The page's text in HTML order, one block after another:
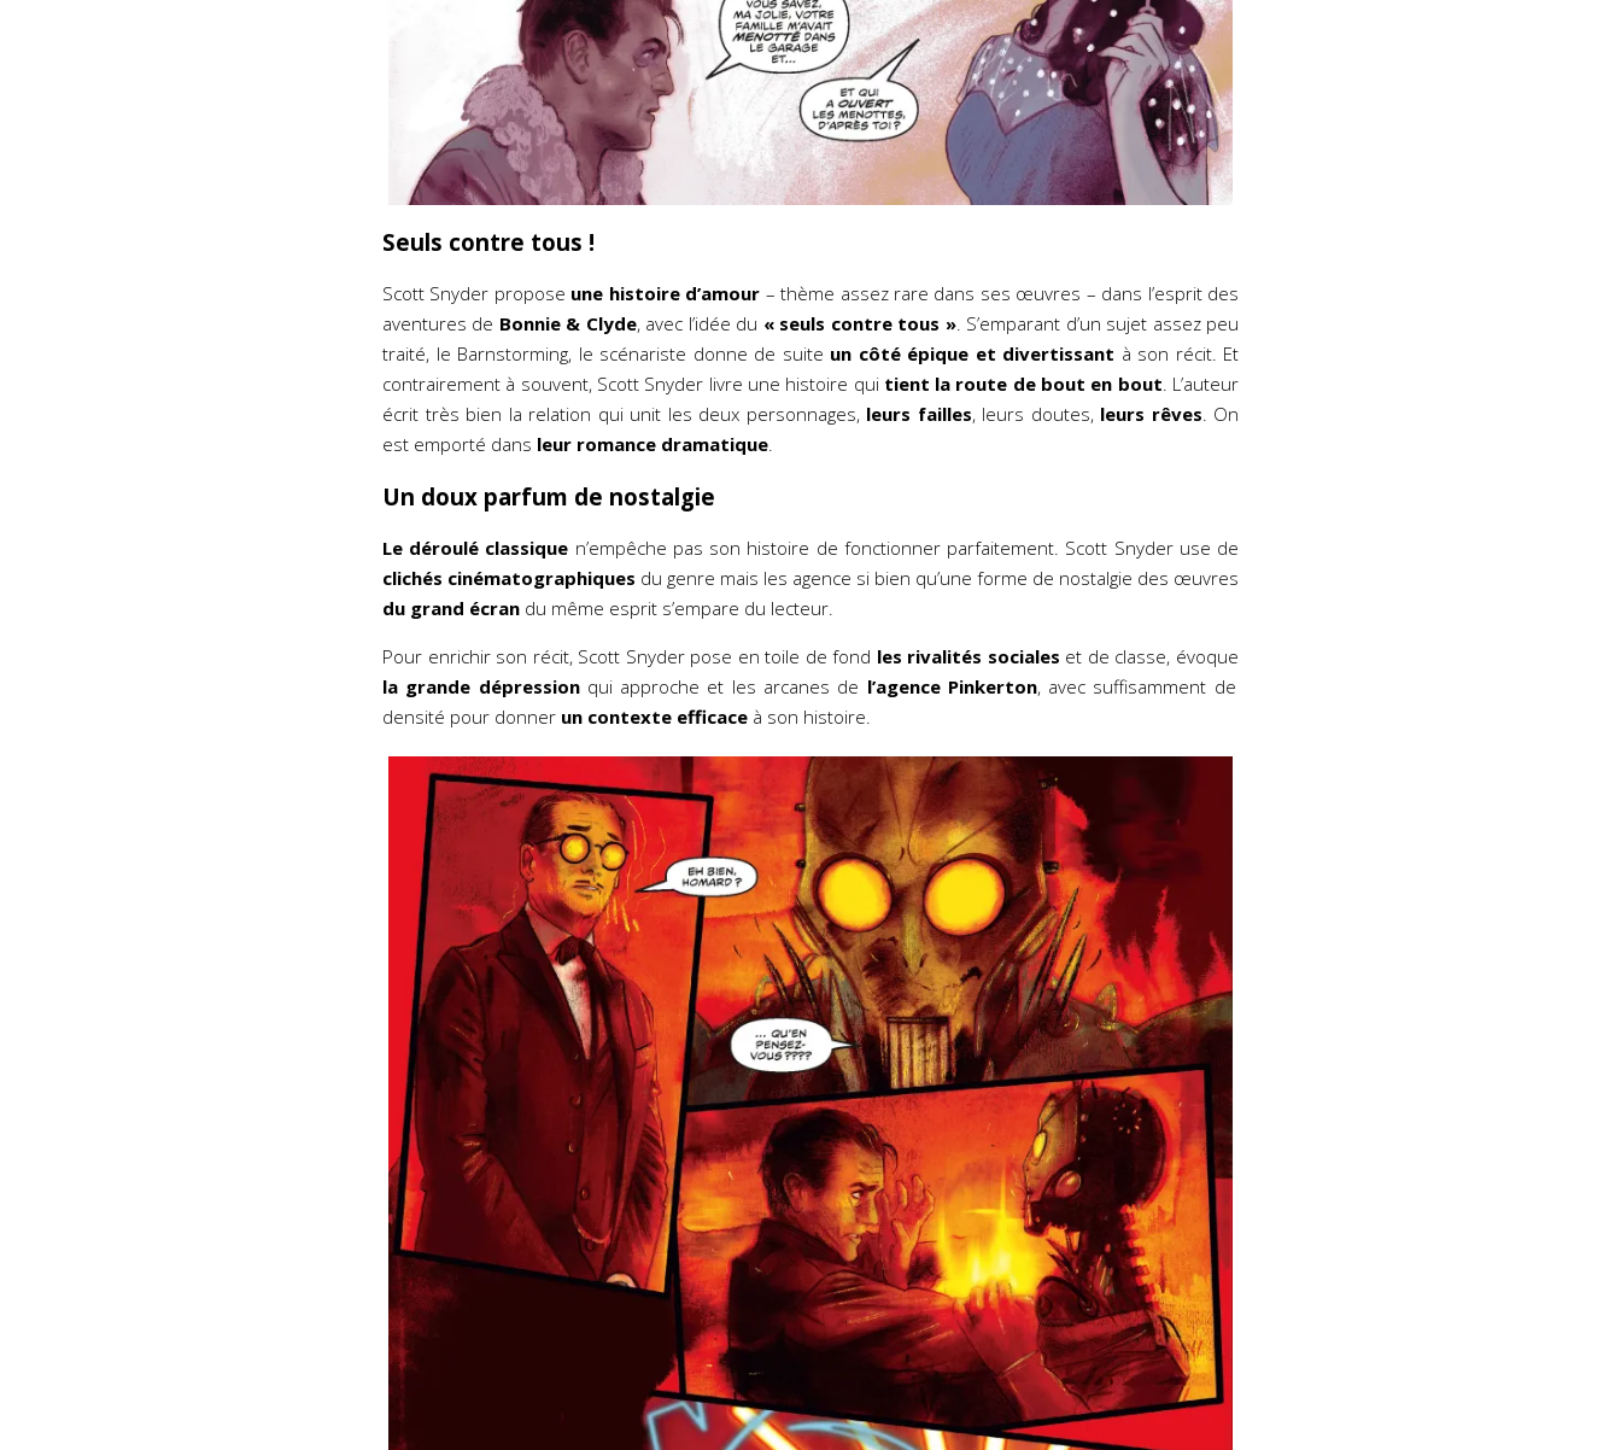
Seuls contre tous !
Scott Snyder propose une histoire d’amour – thème assez rare dans ses œuvres – dans l’esprit des
aventures de Bonnie & Clyde, avec l’idée du « seuls contre tous ». S’emparant d’un sujet assez peu
traité, le Barnstorming, le scénariste donne de suite un côté épique et divertissant à son récit. Et
contrairement à souvent, Scott Snyder livre une histoire quitient la route de bout en bout. L’auteur
écrit très bien la relation qui unit les deux personnages, leurs failles, leurs doutes, leurs rêves. On
est emporté dans leur romance dramatique.
Un doux parfum de nostalgie
Le déroulé classique n’empêche pas son histoire de fonctionner parfaitement. Scott Snyder use de
clichés cinématographiques du genre mais les agence si bien qu’une forme de nostalgie des œuvres
du grand écran du même esprit s’empare du lecteur.
Pour enrichir son récit, Scott Snyder pose en toile de fond les rivalités sociales et de classe, évoque
la grande dépressionqui approche et les arcanes de l’agence Pinkerton, avec suffisamment de
densité pour donner un contexte efficace à son histoire.